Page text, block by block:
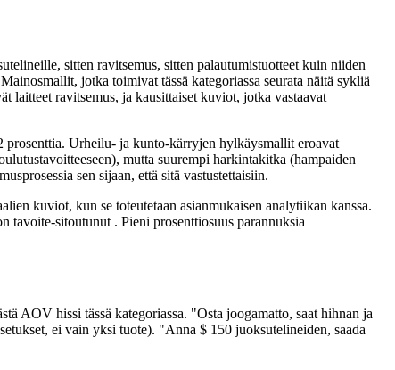
sitten ravitsemus, sitten palautumistuotteet kuin niiden
jotka toimivat tässä kategoriassa seurata näitä sykliä
laitteet ravitsemus, ja kausittaiset kuviot, jotka vastaavat
Urheilu- ja kunto-kärryjen hylkäysmallit eroavat
mutta suurempi harkintakitka (hampaiden
sen sijaan, että sitä vastustettaisiin.
kuviot, kun se toteutetaan asianmukaisen analytiikan kanssa.
tavoite-sitoutunut . Pieni prosenttiosuus parannuksia
AOV hissi tässä kategoriassa. "Osta joogamatto, saat hihnan ja
ei vain yksi tuote). "Anna $ 150 juoksutelineiden, saada